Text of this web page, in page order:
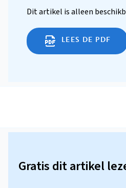
Dit artikel is alleen
LEES DE PDF
Gratis dit artikel